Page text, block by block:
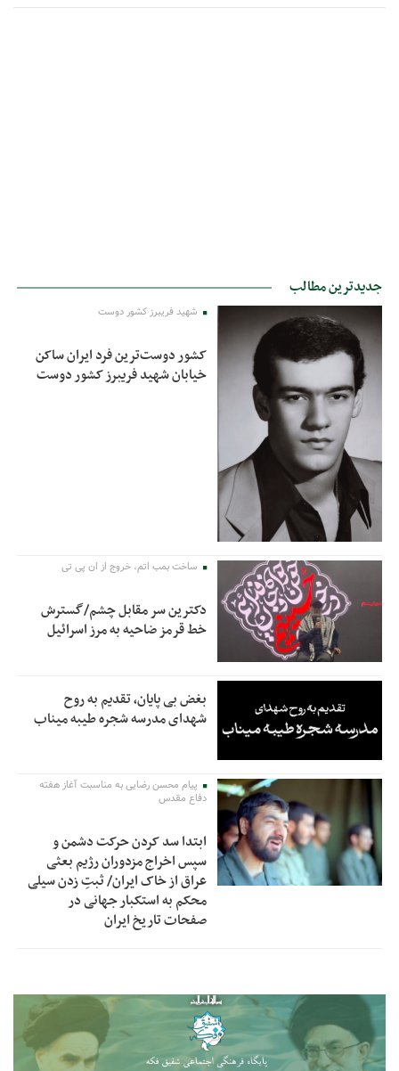
جدیدترین مطالب
شهید فریبرز کشور دوست
کشور دوست‌ترین فرد ایران ساکن
خیابان شهید فریبرز کشور دوست
ساخت بمب اتم، خروج از ان پی تی
دکترین سر مقابل چشم/گسترش
خط قرمز ضاحیه به مرز اسرائیل
بغض بی پایان، تقدیم به روح
شهدای مدرسه شجره طیبه میناب
پیام محسن رضایی به مناسبت آغاز هفته
دفاع مقدس
ابتدا سد کردن حرکت دشمن و
سپس اخراج مزدوران رژیم بعثی
عراق از خاک ایران/ ثبتِ زدن سیلی
محکم به استکبار جهانی در
صفحات تاریخ ایران